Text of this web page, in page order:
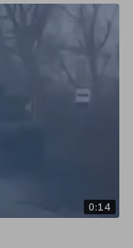
0:14